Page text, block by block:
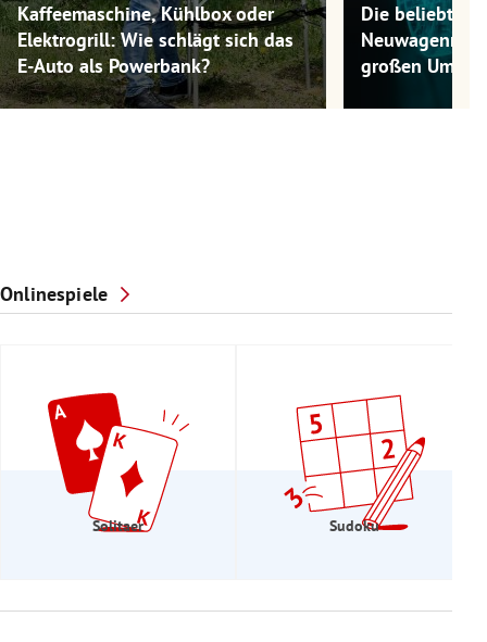
Kaffeemaschine, Kühlbox oder
Elektrogrill: Wie schlägt sich das
E-Auto als Powerbank?
Die
großen
Onlinespiele
Solitaer Sudoku